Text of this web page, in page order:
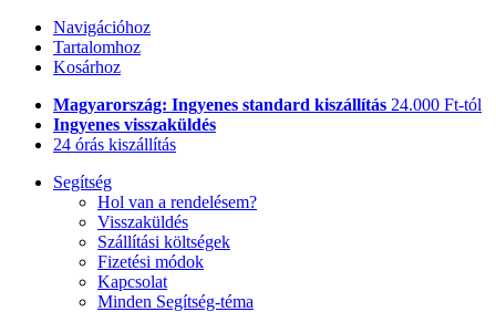
Navigációhoz
Tartalomhoz
Kosárhoz
Magyarország: Ingyenes standard kiszállítás 24.000 Ft-tól
Ingyenes visszaküldés
24 órás kiszállítás
Segítség
Hol van a rendelésem?
Visszaküldés
Szállítási költségek
Fizetési módok
Kapcsolat
Minden Segítség-téma